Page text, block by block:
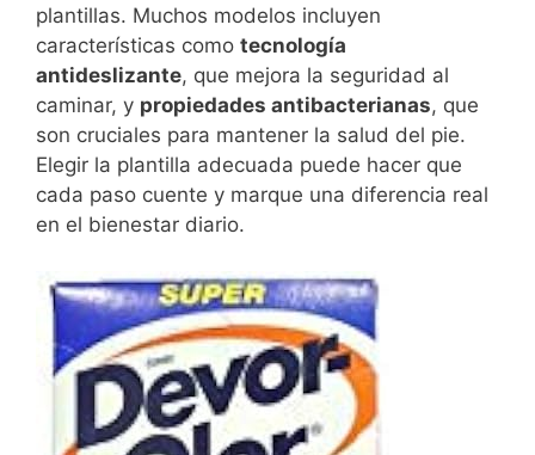
plantillas. Muchos modelos incluyen
características como tecnología
antideslizante, que mejora la seguridad al
caminar, y propiedades antibacterianas, que
son cruciales para mantener la salud del pie.
Elegir la plantilla adecuada puede hacer que
cada paso cuente y marque una diferencia real
en el bienestar diario.